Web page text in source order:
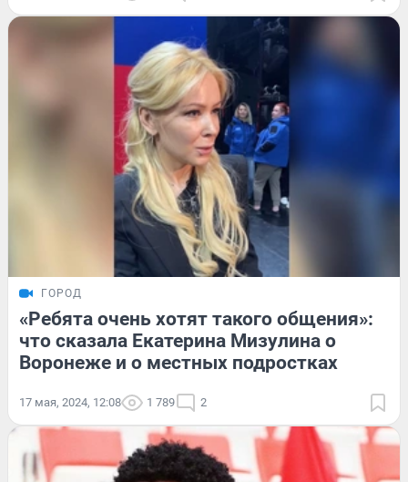
ГОРОД
«Ребята очень хотят такого общения»:
что сказала Екатерина Мизулина о
Воронеже и о местных подростках
17 мая, 2024, 12:08 1 789 2